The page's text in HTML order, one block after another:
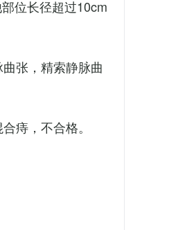
位长径超过10cm
张，精索静脉曲
痔，不合格。